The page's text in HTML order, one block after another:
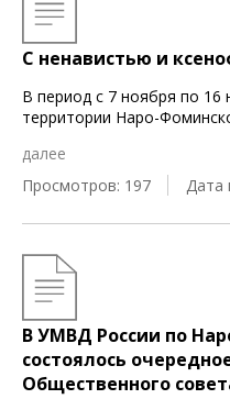
С ненавистью и
В период с 7 ноября по 16
территории Наро-
далее
Просмотров: 197
Дата
В УМВД России по
состоялось
Общественного